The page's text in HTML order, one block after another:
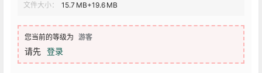
文件大小：
15.7 MB+19.6 MB
您当前的等级为 游客
请先 登录